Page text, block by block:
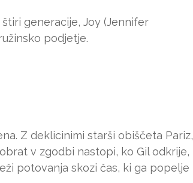
generacije, Joy (Jennifer
podjetje.
Z deklicinimi starši obiščeta Pariz,
v zgodbi nastopi, ko Gil odkrije,
potovanja skozi čas, ki ga popelje